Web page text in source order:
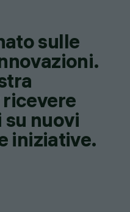
sulle
nuovi
iniziative.